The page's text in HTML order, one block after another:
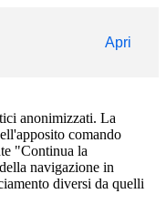
Apri
anonimizzati. La
comando
"Continua la
navigazione in
diversi da quelli